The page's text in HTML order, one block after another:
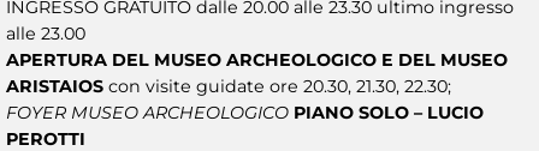
INGRESSO GRATUITO dalle 20.00 alle 23.30 ultimo ingresso
alle 23.00
APERTURA DEL MUSEO ARCHEOLOGICO E DEL MUSEO
ARISTAIOS con visite guidate ore 20.30, 21.30, 22.30;
FOYER MUSEO ARCHEOLOGICO PIANO SOLO – LUCIO
PEROTTI